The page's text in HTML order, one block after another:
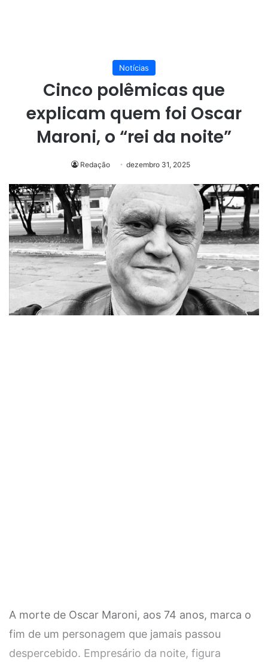
Notícias
Cinco polêmicas que
explicam quem foi Oscar
Maroni, o “rei da noite”
Redação dezembro 31, 2025
A morte de Oscar Maroni, aos 74 anos, marca o
fim de um personagem que jamais passou
despercebido. Empresário da noite, figura